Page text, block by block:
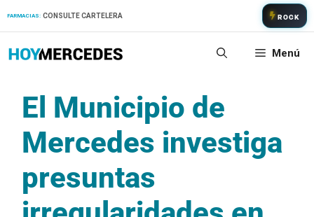
FARMACIAS: CONSULTE CARTELERA ROCK
Menú
El Municipio de
Mercedes investiga
presuntas